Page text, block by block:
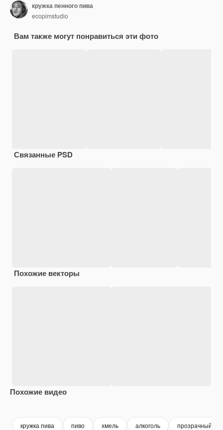
кружка пенного пива
ecopimstudio
Вам также могут понравиться эти фото
Связанные PSD
Похожие векторы
Похожие видео
кружка пива пиво хмель алкоголь прозрачный